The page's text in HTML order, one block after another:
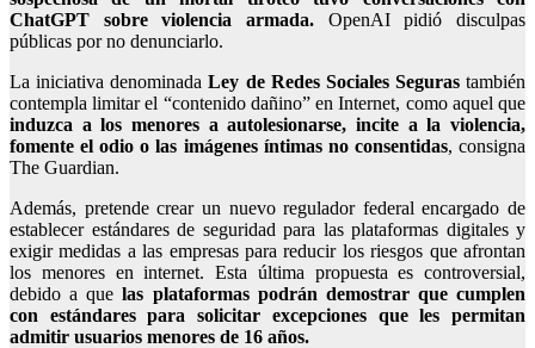
ChatGPT sobre violencia armada. OpenAI pidió disculpas
públicas por no denunciarlo.
La iniciativa denominadaLey de Redes Sociales Segurastambién
contempla limitar el “contenido dañino” en Internet, como aquel que
induzca a los menores a autolesionarse, incite a la violencia,
fomente el odio o las imágenes íntimas no consentidas, consigna
The Guardian.
Además, pretende crear un nuevo regulador federal encargado de
establecer estándares de seguridad para las plataformas digitales y
exigir medidas a las empresas para reducir los riesgos que afrontan
los menores en internet. Esta última propuesta es controversial,
debido a quelas plataformas podrán demostrar que cumplen
con estándares para solicitar excepciones que les permitan
admitir usuarios menores de 16 años.